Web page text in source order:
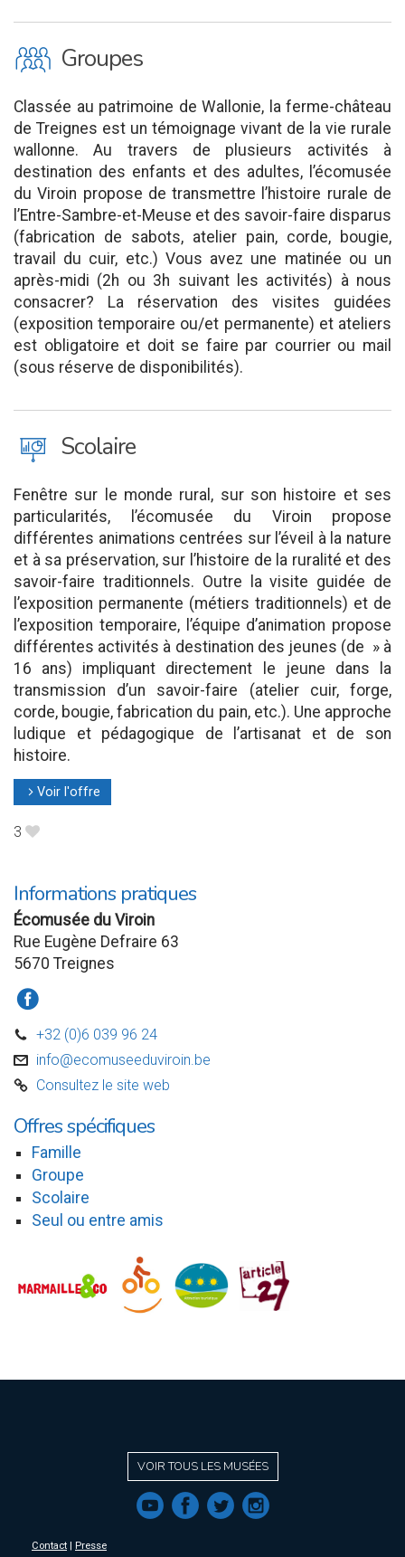
O Groupes
Classée au patrimoine de Wallonie, la ferme-château
de Treignes est un témoignage vivant de la vie rurale
wallonne. Au travers de plusieurs activités à
destination des enfants et des adultes, l’écomusée
du Viroin propose de transmettre l’histoire rurale de
l’Entre-Sambre-et-Meuse et des savoir-faire disparus
(fabrication de sabots, atelier pain, corde, bougie,
travail du cuir, etc.) Vous avez une matinée ou un
après-midi (2h ou 3h suivant les activités) à nous
consacrer? La réservation des visites guidées
(exposition temporaire ou/et permanente) et ateliers
est obligatoire et doit se faire par courrier ou mail
(sous réserve de disponibilités).
J Scolaire
Fenêtre sur le monde rural, sur son histoire et ses
particularités, l’écomusée du Viroin propose
différentes animations centrées sur l’éveil à la nature
et à sa préservation, sur l’histoire de la ruralité et des
savoir-faire traditionnels. Outre la visite guidée de
l’exposition permanente (métiers traditionnels) et de
l’exposition temporaire, l’équipe d’animation propose
différentes activités à destination des jeunes (de » à
16 ans) impliquant directement le jeune dans la
transmission d’un savoir-faire (atelier cuir, forge,
corde, bougie, fabrication du pain, etc.). Une approche
ludique et pédagogique de l’artisanat et de son
histoire.
l Voir l'offre
3 B
Informations pratiques
Écomusée du Viroin
Rue Eugène Defraire 63
5670 Treignes
a
D +32 (0)6 039 96 24
v info@ecomuseeduviroin.be
C Consultez le site web
Offres spécifiques
Famille
Groupe
Scolaire
Seul ou entre amis
VOIR TOUS LES MUSÉES
f a b e
Contact Presse